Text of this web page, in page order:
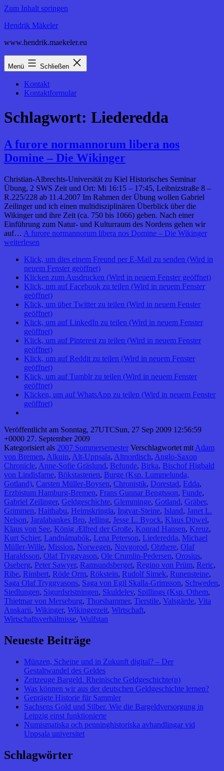
Zum Inhalt springen
Hendrik Mäkeler
www.hendrik.maekeler.eu
Menü Schließen
Kontakt
Kontaktformular
Schlagwort: Liederedda
A furore normannorum libera nos
Domine – Die Wikinger
Christian-Albrechts-Universität zu Kiel Historisches Seminar
Übung, 2 SWS Zeit und Ort: Mi 16:15 – 17:45, Leibnizstraße 8 –
R.225/228 ab 11.4.2007 Im Rahmen der Übung wollen Gabriel
Zeilinger und ich einen multidisziplinären Überblick über die
Wikinger und ihre Zeit (ca. 750 bis 1066) geben. Nach einer
Einführung zum Natur- und Kulturraum des Nordens gehen wir
auf… A furore normannorum libera nos Domine – Die Wikinger
weiterlesen
Klick, um dies einem Freund per E-Mail zu senden (Wird in
neuem Fenster geöffnet)
Klicken zum Ausdrucken (Wird in neuem Fenster geöffnet)
Klick, um auf Facebook zu teilen (Wird in neuem Fenster
geöffnet)
Klick, um über Twitter zu teilen (Wird in neuem Fenster
geöffnet)
Klick, um auf LinkedIn zu teilen (Wird in neuem Fenster
geöffnet)
Klick, um auf Pinterest zu teilen (Wird in neuem Fenster
geöffnet)
Klick, um auf Reddit zu teilen (Wird in neuem Fenster
geöffnet)
Klick, um auf Tumblr zu teilen (Wird in neuem Fenster
geöffnet)
Klicken, um auf WhatsApp zu teilen (Wird in neuem Fenster
geöffnet)
Veröffentlicht am Sonntag, 27UTCSun, 27 Sep 2009 12:56:59
+0000 27. September 2009
Kategorisiert als 2007 Sommersemester Verschlagwortet mit Adam
von Bremen, Alkuin, Alt-Uppsala, Altnordisch, Anglo-Saxon
Chronicle, Anne-Sofie Gräslund, Befunde, Birka, Bischof Higbald
von Lindisfarne, Bökstastenen, Burge (Ksp. Lummelunda,
Gotland), Carsten Müller-Boysen, Chronistik, Dorestad, Edda,
Erzbistum Hamburg-Bremen, Frans Gunnar Bengtsson, Funde,
Gabriel Zeilinger, Geldgeschichte, Glemminge, Gotland, Gräber,
Grimmen, Haithabu, Heimskringla, Ingvar-Steine, Island, Janet L.
Nelson, Jaralabankes Bro, Jelling, Jesse L. Byock, Klaus Düwel,
Klaus von See, König Ælfred der Große, Konrad Hansen, Kreuz,
Kurt Schier, Landnámabók, Lena Peterson, Liederedda, Michael
Müller-Wille, Mission, Norwegen, Novgorod, Ohthere, Olaf
Haraldsson, Olaf Tryggvason, Ole Crumlin-Pedersen, Orosius,
Oseberg, Peter Sawyer, Ramsundsberget, Regino von Prüm, Reric,
Ribe, Rimbert, Röde Orm, Rökstein, Rudolf Simek, Runensteine,
Saga Olaf Tryggvasons, Saga von Egil Skalla-Grimsson, Schweden,
Siedlungen, Sigurdsristningen, Skuldelev, Spillings (Ksp. Othem,
Thietmar von Merseburg, Thorshammer, Tierstile, Valsgärde, Vita
Anskarii, Wikinger, Wikingerzeit, Wirtschaft,
Wirtschaftsverhältnisse, Wulfstan
Neueste Beiträge
Münzen, Scheine und in Zukunft digital? – Der
Gestaltwandel des Geldes
Zeitzeuge Bargeld. Rheinische Geldgeschichte(n)
Was können wir aus der deutschen Geldgeschichte lernen?
Geprägte Historie für Sammler
Sachsens Gold und Silber. Wie die Bargeldversorgung in
Leipzig einst funktionierte
Numismatiska och penninghistoriska avhandlingar vid
Uppsala universitet
Schlagwörter